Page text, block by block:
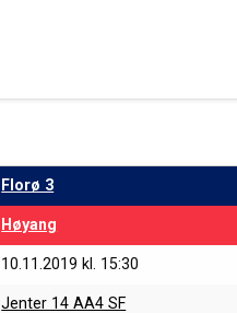
Florø 3
Høyang
10.11.2019 kl. 15:30
Jenter 14 AA4 SF